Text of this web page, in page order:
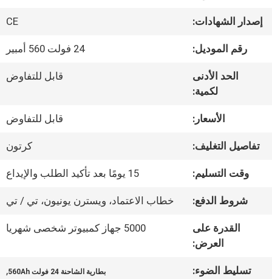
جولة
المعمل
الجودة
اتصل
إصدار الشهادات: CE
رقم الموديل: 24 فولت 560 أمبير
الحد الأدنى
لكمية:
قابل للتفاوض
الأسعار: قابل للتفاوض
تفاصيل التغليف: كرتون
وقت التسليم: 15 يومًا بعد تأكيد الطلب والإيداع
شروط الدفع: خطاب الاعتماد، ويسترن يونيون، تي / تي
القدرة على
العرض:
5000 جهاز كمبيوتر شخصى شهريا
تسليط الضوء: بطارية الشاحنة 24 فولت 560Ah ,